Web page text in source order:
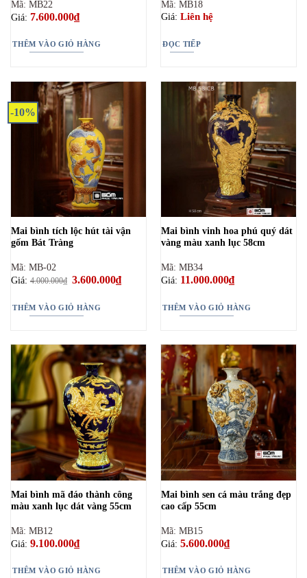
Mã: MB22
Giá: 7.600.000₫
THÊM VÀO GIỎ HÀNG
Mã: MB18
Giá: Liên hệ
ĐỌC TIẾP
-10%
Mai bình tích lộc hút tài vận
gốm Bát Tràng
Mã: MB-02
Giá:4.000.000₫ Giá
4.000.000₫.
3.600.000₫Giá
hiện
THÊM VÀO GIỎ HÀNG
Mai bình vinh hoa phú quý dát
vàng màu xanh lục 58cm
Mã: MB34
Giá: 11.000.000₫
THÊM VÀO GIỎ HÀNG
Mai bình mã đáo thành công
màu xanh lục dát vàng 55cm
Mã: MB12
Giá: 9.100.000₫
THÊM VÀO GIỎ HÀNG
Mai bình sen cá màu trắng đẹp
cao cấp 55cm
Mã: MB15
Giá: 5.600.000₫
THÊM VÀO GIỎ HÀNG